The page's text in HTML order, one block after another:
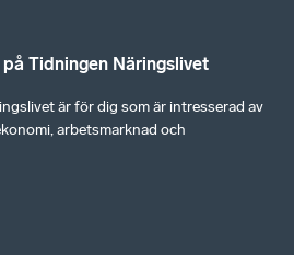
Tidningen Näringslivet
är för dig som är intresserad av
arbetsmarknad och